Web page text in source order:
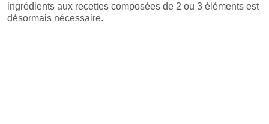
ingrédients aux recettes composées de 2 ou 3 éléments est
désormais nécessaire.